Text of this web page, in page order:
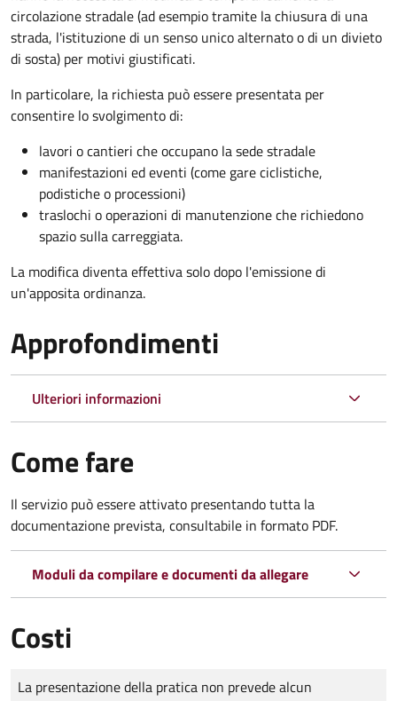
circolazione stradale (ad esempio tramite la chiusura di una
strada, l'istituzione di un senso unico alternato o di un divieto
di sosta) per motivi giustificati.
In particolare, la richiesta può essere presentata per
consentire lo svolgimento di:
lavori o cantieri che occupano la sede stradale
manifestazioni ed eventi (come gare ciclistiche,
podistiche o processioni)
traslochi o operazioni di manutenzione che richiedono
spazio sulla carreggiata.
La modifica diventa effettiva solo dopo l'emissione di
un'apposita ordinanza.
Approfondimenti
Ulteriori informazioni
Come fare
Il servizio può essere attivato presentando tutta la
documentazione prevista, consultabile in formato PDF.
Moduli da compilare e documenti da allegare
Costi
Tipo di pagamento
Importo
La presentazione della pratica non prevede alcun